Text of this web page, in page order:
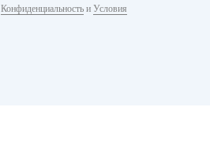
Конфиденциальность и Условия